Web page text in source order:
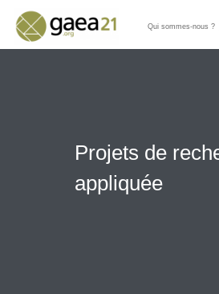
Qui sommes-nous ?
Projets de
appliquée